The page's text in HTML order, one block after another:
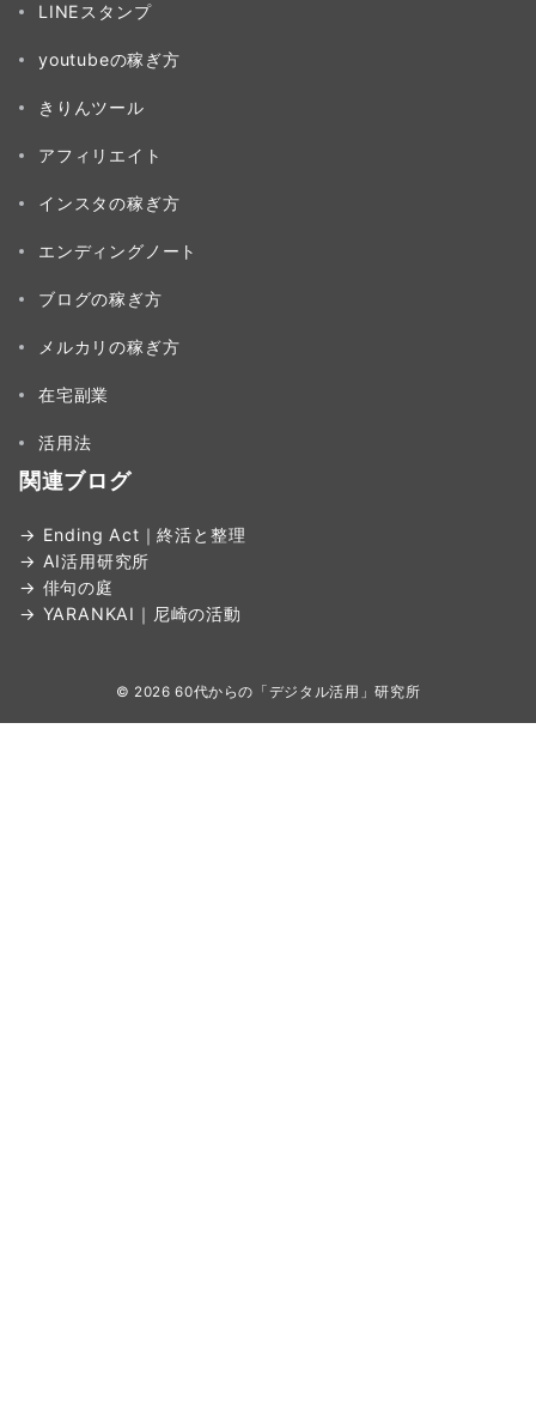
LINEスタンプ
youtubeの稼ぎ方
きりんツール
アフィリエイト
インスタの稼ぎ方
エンディングノート
ブログの稼ぎ方
メルカリの稼ぎ方
在宅副業
活用法
関連ブログ
→ Ending Act｜終活と整理
→ AI活用研究所
→ 俳句の庭
→ YARANKAI｜尼崎の活動
© 202660代からの「デジタル活用」研究所